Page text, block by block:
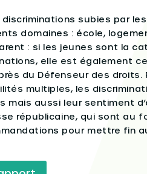
subies par
domaines : école,
: si les jeunes sont la
elle est également
du Défenseur des droits.
multiples, les
mais aussi leur sentiment
républicaine, qui sont au
pour mettre fin